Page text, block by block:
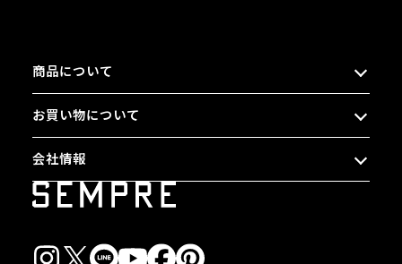
商品について
お買い物について
会社情報